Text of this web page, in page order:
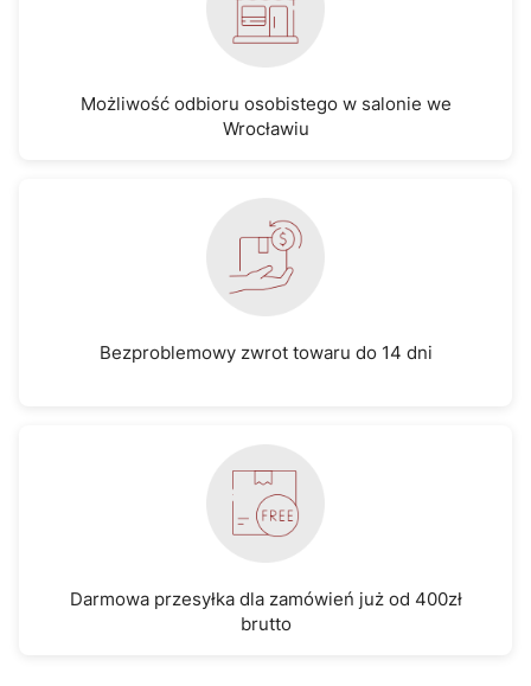
Możliwość odbioru osobistego w salonie we
Wrocławiu
Bezproblemowy zwrot towaru do 14 dni
Darmowa przesyłka dla zamówień już od 400zł
brutto